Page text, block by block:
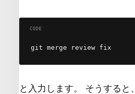
と入力します。 そうする